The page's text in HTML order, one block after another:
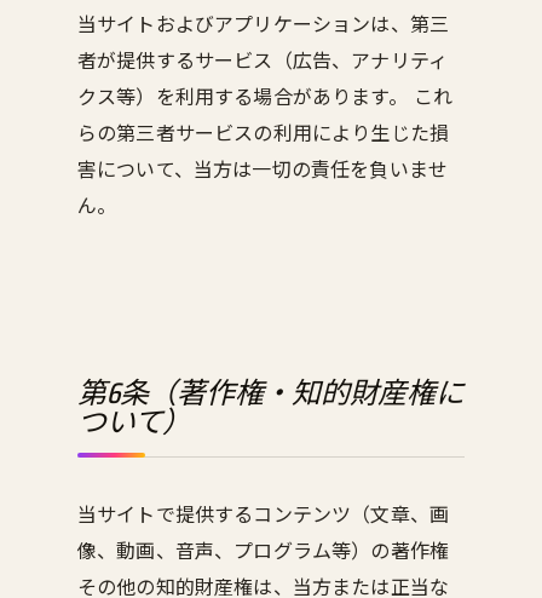
当サイトおよびアプリケーションは、第三
者が提供するサービス（広告、アナリティ
クス等）を利用する場合があります。 これ
らの第三者サービスの利用により生じた損
害について、当方は一切の責任を負いませ
ん。
第6条（著作権・知的財産権に
ついて）
当サイトで提供するコンテンツ（文章、画
像、動画、音声、プログラム等）の著作権
その他の知的財産権は、当方または正当な